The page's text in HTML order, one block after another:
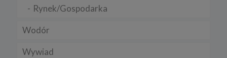
Rynek/Gospodarka
Wodór
Wywiad